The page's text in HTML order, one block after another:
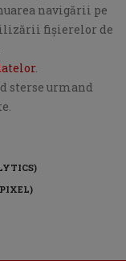
navigării pe
fişierelor de
.
sterse urmand